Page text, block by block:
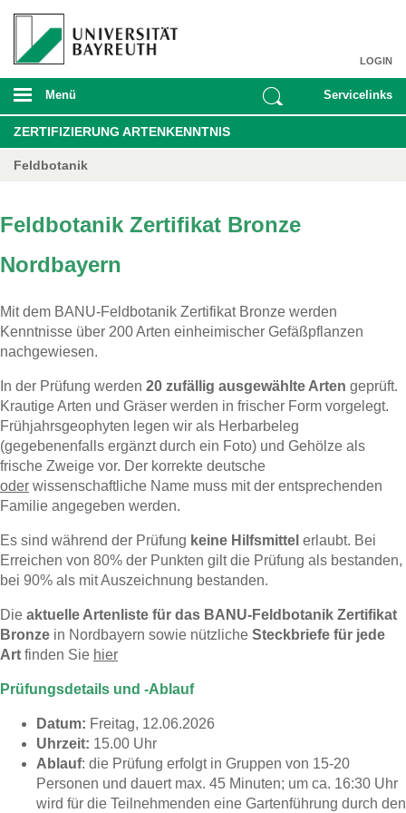
LOGIN
Menü Servicelinks
ZERTIFIZIERUNG ARTENKENNTNIS
Feldbotanik
Feldbotanik Zertifikat Bronze
Nordbayern
Mit dem BANU-Feldbotanik Zertifikat Bronze werden
Kenntnisse über 200 Arten einheimischer Gefäßpflanzen
nachgewiesen.
In der Prüfung werden 20 zufällig ausgewählte Arten geprüft.
Krautige Arten und Gräser werden in frischer Form vorgelegt.
Frühjahrsgeophyten legen wir als Herbarbeleg
(gegebenenfalls ergänzt durch ein Foto) und Gehölze als
frische Zweige vor. Der korrekte deutsche
oder wissenschaftliche Name muss mit der entsprechenden
Familie angegeben werden.
Es sind während der Prüfung keine Hilfsmittel erlaubt. Bei
Erreichen von 80% der Punkten gilt die Prüfung als bestanden,
bei 90% als mit Auszeichnung bestanden.
Die aktuelle Artenliste für das BANU-Feldbotanik Zertifikat
Bronze in Nordbayern sowie nützliche Steckbriefe für jede
Art finden Sie hier
Prüfungsdetails und -Ablauf
Datum: Freitag, 12.06.2026
Uhrzeit: 15.00 Uhr
Ablauf: die Prüfung erfolgt in Gruppen von 15-20
Personen und dauert max. 45 Minuten; um ca. 16:30 Uhr
wird für die Teilnehmenden eine Gartenführung durch den